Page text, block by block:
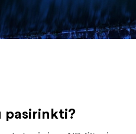
pasirinkti?